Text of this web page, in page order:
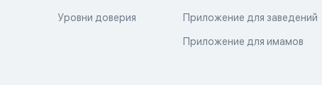
Уровни доверия Приложение для заведений
Приложение для имамов